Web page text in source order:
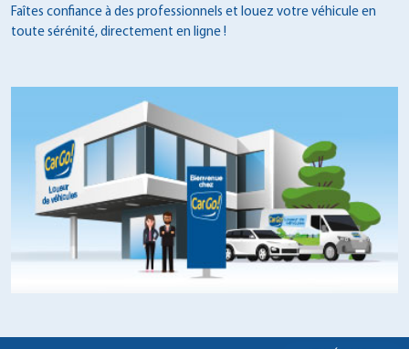
Faîtes confiance à des professionnels et louez votre véhicule en
toute sérénité, directement en ligne !